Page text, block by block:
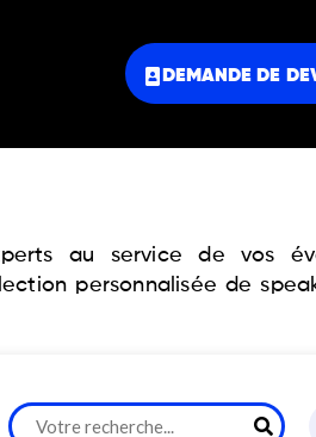
DEMANDE DE
au service de vos
personnalisée de